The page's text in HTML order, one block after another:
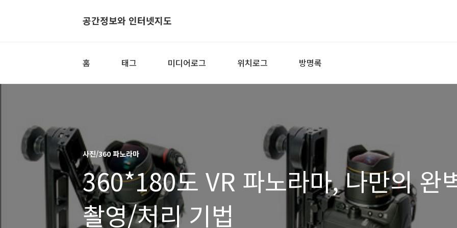
공간정보와 인터넷지도
홈 태그 미디어로그 위치로그 방명록
사진/360 파노라마
360*180도 VR 파노라마, 나만의 완
촬영/처리 기법